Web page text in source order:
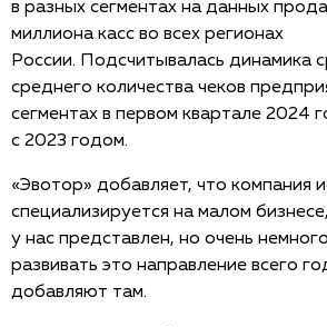
в разных сегментах на данных
миллиона касс во всех регионах
России. Подсчитывалась динамика
среднего количества чеков
сегментах в первом квартале 2024
с 2023 годом.
«Эвотор» добавляет, что компания
специализируется на малом
у нас представлен, но очень
развивать это направление всего
добавляют там.